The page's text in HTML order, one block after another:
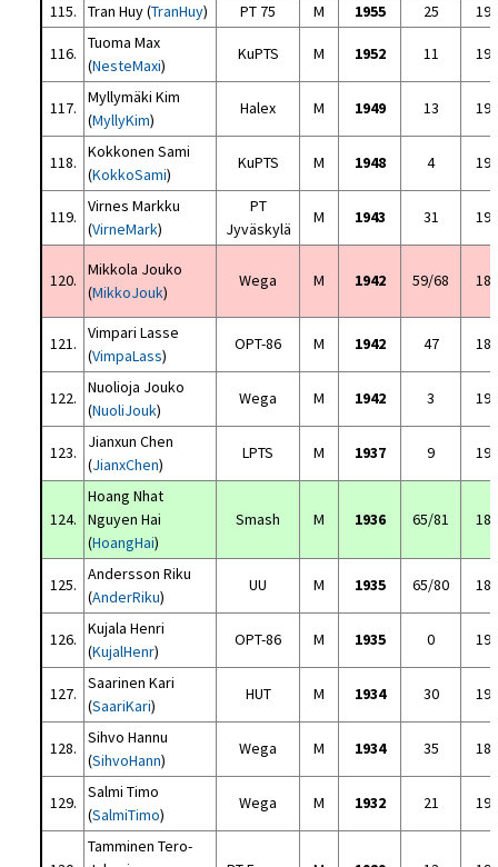
115. Tran Huy (TranHuy) PT 75 M 1955 25
116.
Tuoma Max
(NesteMaxi)
KuPTS M 1952 11
117.
Myllymäki Kim
(MyllyKim)
Halex M 1949 13
118.
Kokkonen Sami
(KokkoSami)
KuPTS M 1948 4
119.
Virnes Markku
(VirneMark)
PT
Jyväskylä
M 1943 31
120.
Mikkola Jouko
(MikkoJouk)
Wega M 1942 59/68
121.
Vimpari Lasse
(VimpaLass)
OPT-86 M 1942 47
122.
Nuolioja Jouko
(NuoliJouk)
Wega M 1942 3
123.
Jianxun Chen
(JianxChen)
LPTS M 1937 9
124.
Hoang Nhat
Nguyen Hai
(HoangHai)
Smash M 1936 65/81
125.
Andersson Riku
(AnderRiku)
UU M 1935 65/80
126.
Kujala Henri
(KujalHenr)
OPT-86 M 1935 0
127.
Saarinen Kari
(SaariKari)
HUT M 1934 30
128.
Sihvo Hannu
(SihvoHann)
Wega M 1934 35
129.
Salmi Timo
(SalmiTimo)
Wega M 1932 21
Tamminen Tero-